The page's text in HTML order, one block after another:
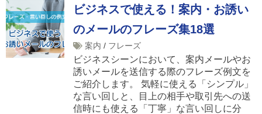
ビジネスで使える！案内・お誘い
のメールのフレーズ集18選
案内 / フレーズ
ビジネスシーンにおいて、案内メールやお
誘いメールを送信する際のフレーズ例文を
ご紹介します。 気軽に使える「シンプル」
な言い回しと、目上の相手や取引先への送
信時にも使える「丁寧」な言い回しに分